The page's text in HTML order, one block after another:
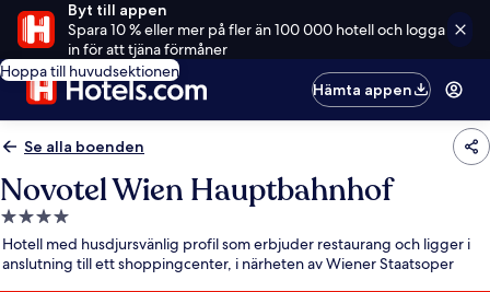
Byt till appen
Spara 10 % eller mer på fler än 100 000 hotell och logga
in för att tjäna förmåner
Hoppa till huvudsektionen
Hämta appen
Se alla boenden
Novotel Wien Hauptbahnhof
4.0-
stjärnigt
boende
Hotell med husdjursvänlig profil som erbjuder restaurang och ligger i
anslutning till ett shoppingcenter, i närheten av Wiener Staatsoper